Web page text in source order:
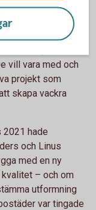
det tog inte lång
uppskattar
och
vill vara med och
projekt som
skapa vackra
hade
och Linus
med en ny
– och om
utformning
var tingade